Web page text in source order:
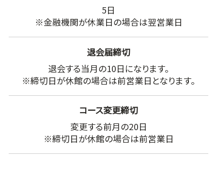
5日
※金融機関が休業日の場合は翌営業日
退会届締切
退会する当月の10日になります。
※締切日が休館の場合は前営業日となります。
コース変更締切
変更する前月の20日
※締切日が休館の場合は前営業日